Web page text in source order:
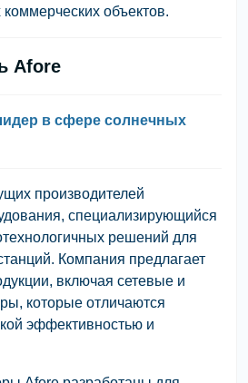
объектов.
Afore
в сфере солнечных
производителей
специализирующийся
решений для
Компания предлагает
включая сетевые и
которые отличаются
эффективностью и